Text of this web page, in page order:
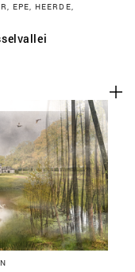
EPE, HEERDE,